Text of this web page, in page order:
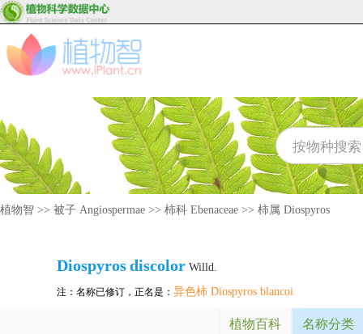
植物智 >> 被子 Angiospermae >> 柿科 Ebenaceae >> 柿属 Diospyros
Diospyrosdiscolor Willd.
注：名称已修订，正名是： 异色柿 Diospyros blancoi
植物百科 名称分类